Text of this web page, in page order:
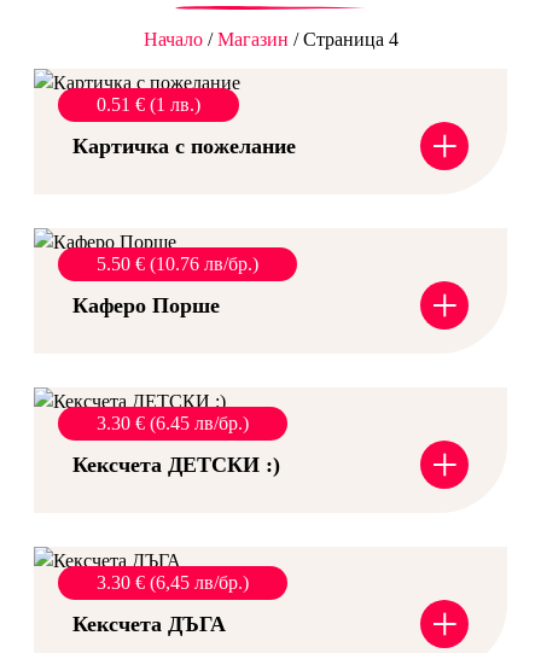
Начало/Магазин / Страница 4
Картичка с пожелание +
0.51 € (1 лв.)
Каферо Порше +
5.50 € (10.76 лв/бр.)
Кексчета ДЕТСКИ :) +
3.30 € (6.45 лв/бр.)
Кексчета ДЪГА +
3.30 € (6,45 лв/бр.)